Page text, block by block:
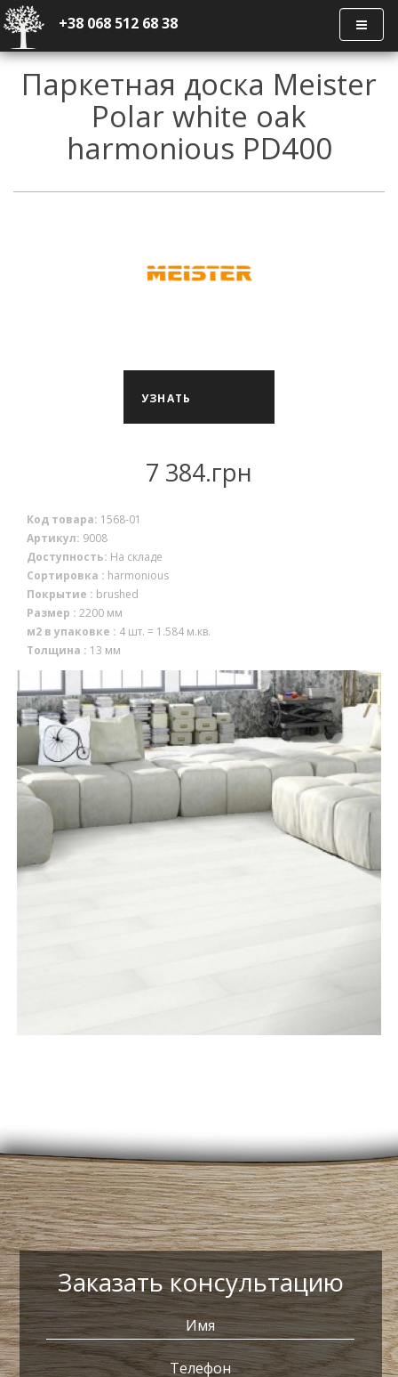
+38 068 512 68 38
Паркетная доска Meister
Polar white oak
harmonious PD400
УЗНАТЬ
7 384.грн
Код товара: 1568-01
Артикул: 9008
Доступность: На складе
Сортировка : harmonious
Покрытие : brushed
Размер : 2200 мм
м2 в упаковке : 4 шт. = 1.584 м.кв.
Толщина : 13 мм
Заказать консультацию